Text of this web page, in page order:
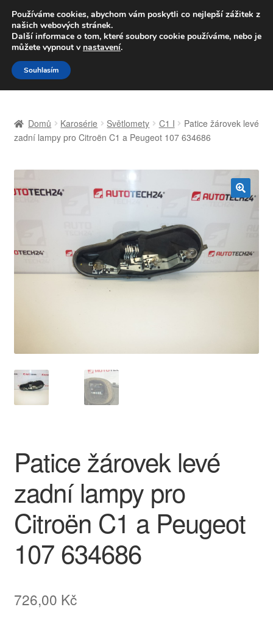
DOPRAVA od 139,-Kč
Volejte po-pá 9-16 704 494 494
Přeskočit
na
navigaci
Přejít
k
obsahu
Celosvětová doprava
Kontakt
Platby
Reklamace
Reklamační řád
Vrakoviště Citroën
Domů Karosérie Světlomety C1 I
Patice žárovek levé
zadní lampy pro Citroën C1 a Peugeot 107 634686
🔍
Patice žárovek levé
zadní lampy pro
Citroën C1 a Peugeot
107 634686
726,00 Kč
Používáme cookies, abychom vám poskytli co nejlepší zážitek z
našich webových stránek.
Další informace o tom, které soubory cookie používáme, nebo je
můžete vypnout v nastavení.
Souhlasím